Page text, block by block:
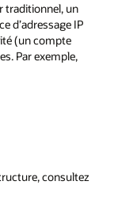
traditionnel, un
d’adressage IP
(un compte
Par exemple,
consultez